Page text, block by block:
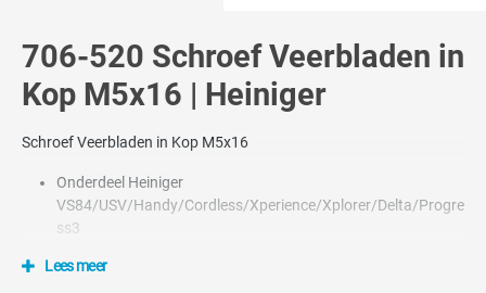
706-520 Schroef Veerbladen in
Kop M5x16 | Heiniger
Schroef Veerbladen in Kop M5x16
Onderdeel Heiniger
VS84/USV/Handy/Cordless/Xperience/Xplorer/Delta/Progre
ss3
Nummer 5, 13, 21 en 22 op tekening.
Lees meer